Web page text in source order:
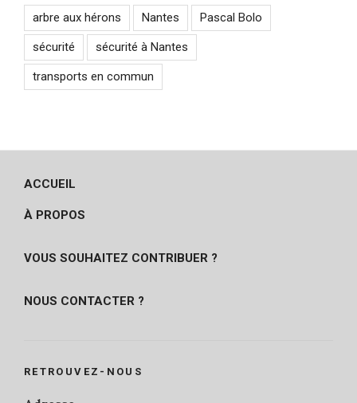
arbre aux hérons Nantes Pascal Bolo
sécurité sécurité à Nantes
transports en commun
ACCUEIL
À PROPOS
VOUS SOUHAITEZ CONTRIBUER ?
NOUS CONTACTER ?
RETROUVEZ-NOUS